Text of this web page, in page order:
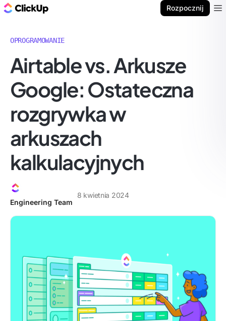
Rozpocznij
OPROGRAMOWANIE
Airtable vs. Arkusze
Google: Ostateczna
rozgrywka w
arkuszach
kalkulacyjnych
Engineering Team
8 kwietnia 2024